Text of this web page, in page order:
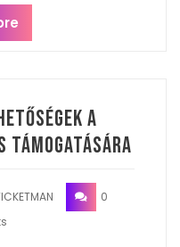
a
támogatására
0